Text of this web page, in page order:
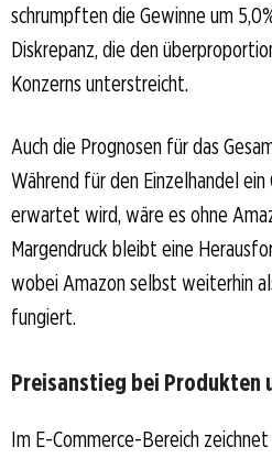
schrumpften die Gewinne um
Diskrepanz, die den
Konzerns unterstreicht.
Auch die Prognosen für das
Während für den Einzelhandel ein
erwartet wird, wäre es ohne
Margendruck bleibt eine
wobei Amazon selbst weiterhin
fungiert.
Preisanstieg bei Produkten
Im E-Commerce-Bereich